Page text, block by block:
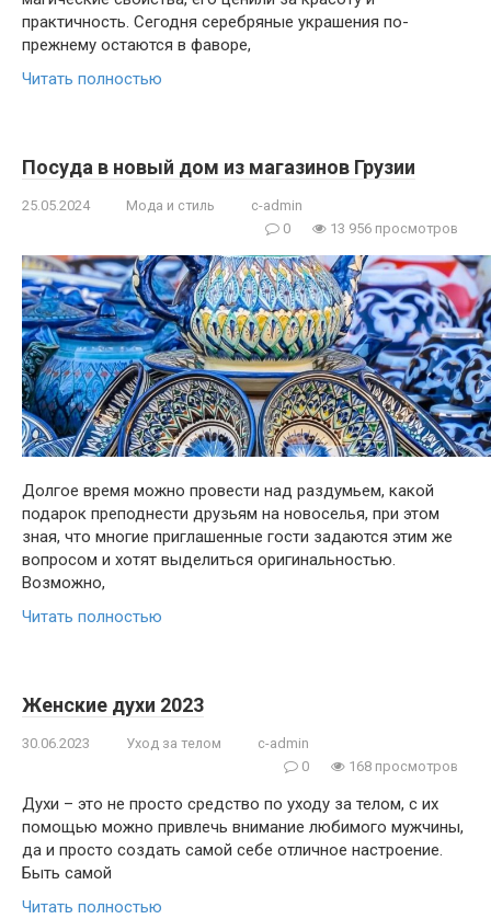
практичность. Сегодня серебряные украшения по-
прежнему остаются в фаворе,
Читать полностью
Посуда в новый дом из магазинов Грузии
25.05.2024 Мода и стиль
c-admin
0
13 956 просмотров
Долгое время можно провести над раздумьем, какой
подарок преподнести друзьям на новоселья, при этом
зная, что многие приглашенные гости задаются этим же
вопросом и хотят выделиться оригинальностью.
Возможно,
Читать полностью
Женские духи 2023
30.06.2023 Уход за телом
c-admin
0
168 просмотров
Духи – это не просто средство по уходу за телом, с их
помощью можно привлечь внимание любимого мужчины,
да и просто создать самой себе отличное настроение.
Быть самой
Читать полностью